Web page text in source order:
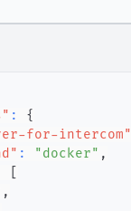
:
{
for-intercom"
: "docker" ,
,